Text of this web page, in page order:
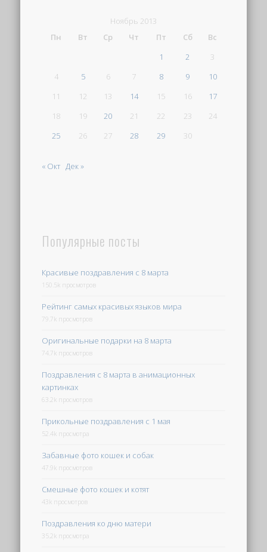
Ноябрь 2013
Пн
Вт Ср Чт Пт Сб
Вс
1
2
3
4
5 6 7 8 9
10
11
12 13 14 15 16
17
18
19 20 21 22 23
24
25
26 27 28 29 30
« Окт Дек »
Популярные посты
Красивые поздравления с 8 марта
150.5k просмотров
Рейтинг самых красивых языков мира
79.7k просмотров
Оригинальные подарки на 8 марта
74.7k просмотров
Поздравления с 8 марта в анимационных
картинках
63.2k просмотров
Прикольные поздравления с 1 мая
52.4k просмотра
Забавные фото кошек и собак
47.9k просмотров
Смешные фото кошек и котят
43k просмотров
Поздравления ко дню матери
35.2k просмотра